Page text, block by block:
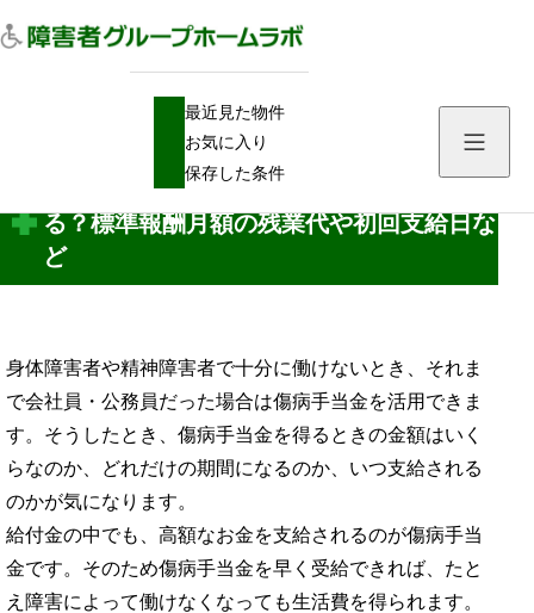
最近見た物件
お気に入り
保存した条件
傷病手当金の金額や期間、支給日はどうなる？標準報酬月額の残業代や初回支給
傷病手当金の金額や期間、支給日はどうな
る？標準報酬月額の残業代や初回支給日な
ど
身体障害者や精神障害者で十分に働けないとき、それま
で会社員・公務員だった場合は傷病手当金を活用できま
す。そうしたとき、傷病手当金を得るときの金額はいく
らなのか、どれだけの期間になるのか、いつ支給される
のかが気になります。
給付金の中でも、高額なお金を支給されるのが傷病手当
金です。そのため傷病手当金を早く受給できれば、たと
え障害によって働けなくなっても生活費を得られます。